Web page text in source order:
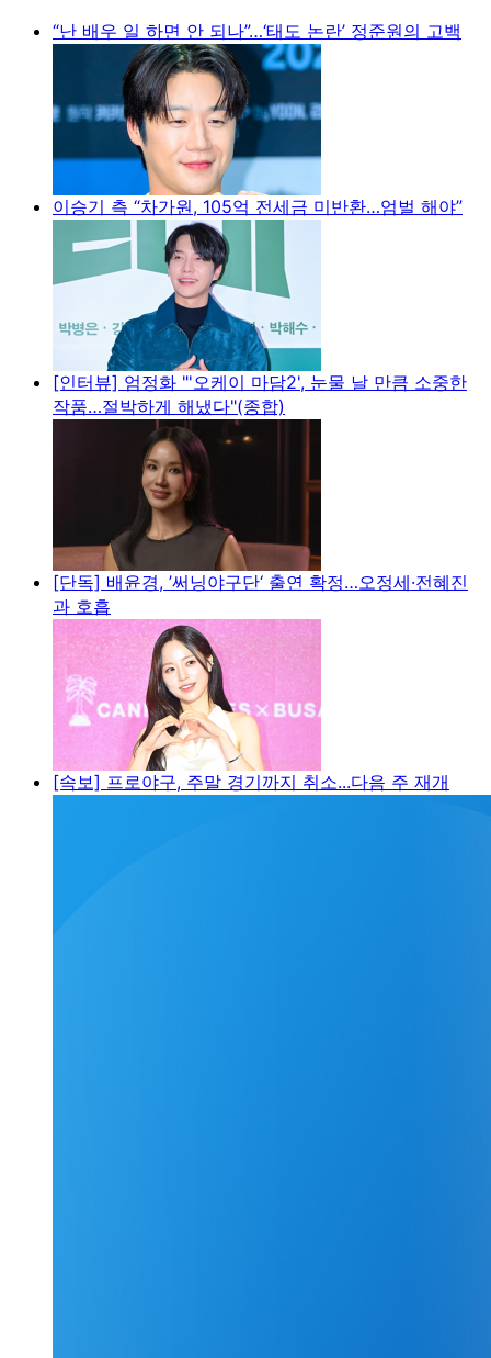
“난 배우 일 하면 안 되나”…‘태도 논란’ 정준원의 고백
이승기 측 “차가원, 105억 전세금 미반환…엄벌 해야”
[인터뷰] 엄정화 "'오케이 마담2', 눈물 날 만큼 소중한
작품…절박하게 해냈다"(종합)
[단독] 배윤경, ’써닝야구단‘ 출연 확정…오정세·전혜진
과 호흡
[속보] 프로야구, 주말 경기까지 취소...다음 주 재개